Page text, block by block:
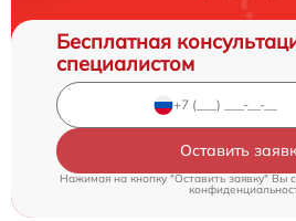
Бесплатная
специалистом
Оставить
Нажимая на кнопку "Оставить заявку" Вы